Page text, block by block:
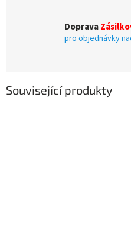
Doprava
pro objednávky
Související produkty